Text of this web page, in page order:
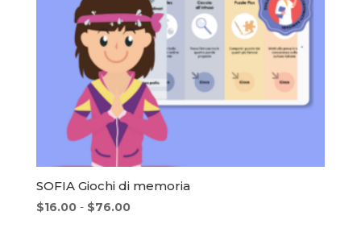
SOFIA Giochi di memoria
$16.00 - $76.00Fascia